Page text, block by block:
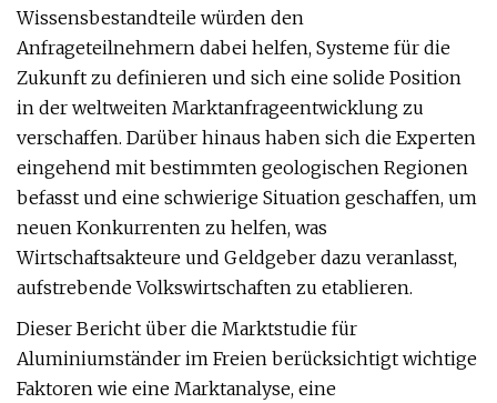
Wissensbestandteile würden den
Anfrageteilnehmern dabei helfen, Systeme für die
Zukunft zu definieren und sich eine solide Position
in der weltweiten Marktanfrageentwicklung zu
verschaffen. Darüber hinaus haben sich die Experten
eingehend mit bestimmten geologischen Regionen
befasst und eine schwierige Situation geschaffen, um
neuen Konkurrenten zu helfen, was
Wirtschaftsakteure und Geldgeber dazu veranlasst,
aufstrebende Volkswirtschaften zu etablieren.
Dieser Bericht über die Marktstudie für
Aluminiumständer im Freien berücksichtigt wichtige
Faktoren wie eine Marktanalyse, eine